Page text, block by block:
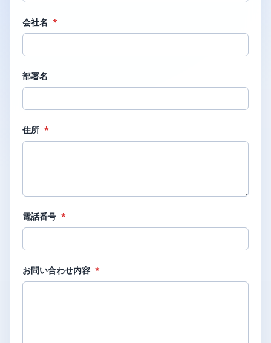
会社名 *
部署名
住所 *
電話番号 *
お問い合わせ内容 *